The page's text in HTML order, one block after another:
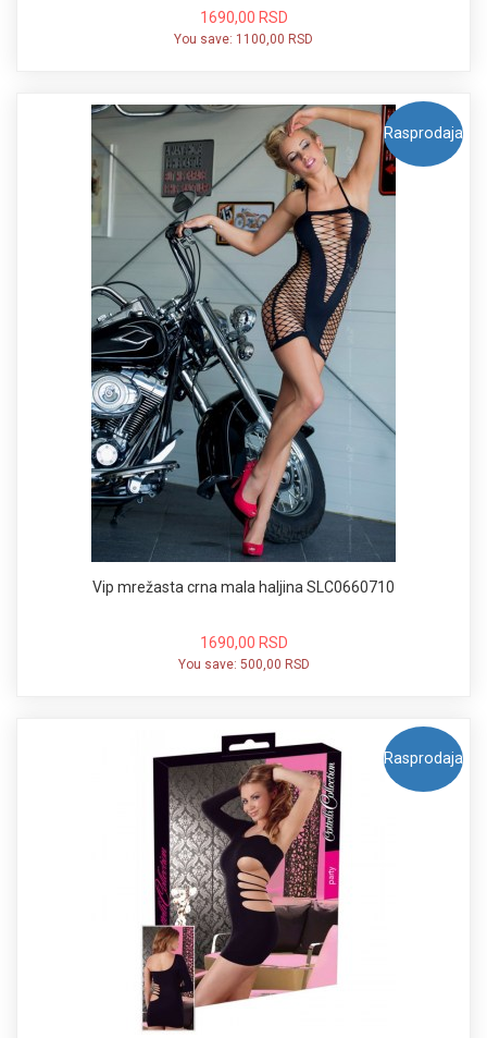
1690,00 RSD
You save: 1100,00 RSD
Rasprodaja
Vip mrežasta crna mala haljina SLC0660710
1690,00 RSD
You save: 500,00 RSD
Rasprodaja